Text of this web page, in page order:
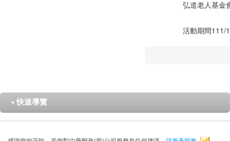
弘道老人基金
活動期間111/
▼ 快速導覽